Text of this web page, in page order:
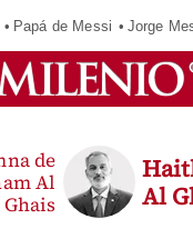
Papá de Messi Jorge
de
Al
Ghais
Al